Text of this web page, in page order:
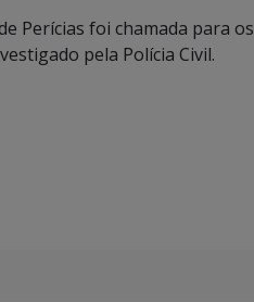
Perícias foi chamada para os
pela Polícia Civil.